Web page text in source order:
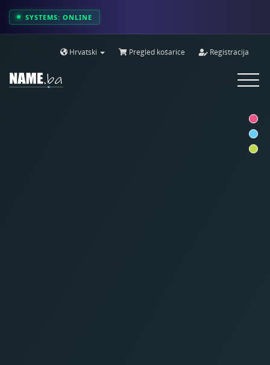
SYSTEMS: ONLINE
Hrvatski Pregled košarice Registracija
Toggle